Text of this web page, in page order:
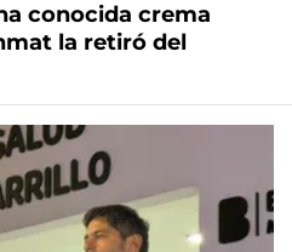
conocida crema
la retiró del